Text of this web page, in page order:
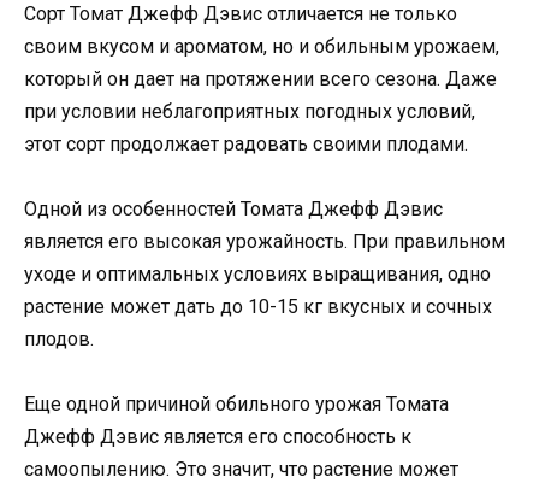
Сорт Томат Джефф Дэвис отличается не только
своим вкусом и ароматом, но и обильным урожаем,
который он дает на протяжении всего сезона. Даже
при условии неблагоприятных погодных условий,
этот сорт продолжает радовать своими плодами.
Одной из особенностей Томата Джефф Дэвис
является его высокая урожайность. При правильном
уходе и оптимальных условиях выращивания, одно
растение может дать до 10-15 кг вкусных и сочных
плодов.
Еще одной причиной обильного урожая Томата
Джефф Дэвис является его способность к
самоопылению. Это значит, что растение может